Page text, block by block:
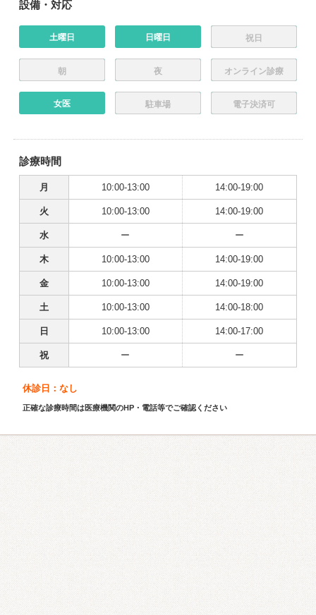
設備・対応
土曜日 日曜日 祝日
朝 夜 オンライン診療
女医 駐車場 電子決済可
診療時間
月 10:00-13:00 14:00-19:00
火 10:00-13:00 14:00-19:00
水 ー ー
木 10:00-13:00 14:00-19:00
金 10:00-13:00 14:00-19:00
土 10:00-13:00 14:00-18:00
日 10:00-13:00 14:00-17:00
祝 ー ー
休診日：なし
正確な診療時間は医療機関のHP・電話等でご確認ください